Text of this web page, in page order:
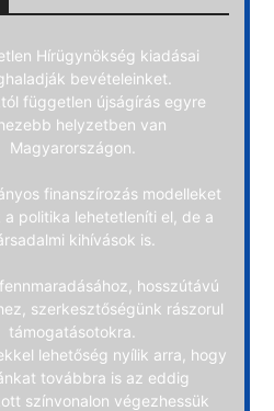
Hírügynökség kiadásai
bevételeinket.
független újságírás egyre
helyzetben van
Magyarországon.
finanszírozás modelleket
a politika lehetetleníti el, de a
kihívások is.
fennmaradásához, hosszútávú
szerkesztőségünk rászorul
támogatásotokra.
lehetőség nyílik arra, hogy
továbbra is az eddig
színvonalon végezhessük